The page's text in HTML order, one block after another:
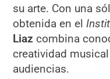
su arte. Con una
obtenida en el
Liaz combina
creatividad
audiencias.